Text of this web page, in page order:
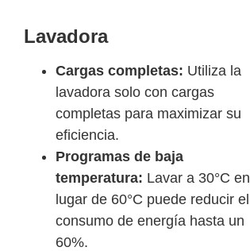
Lavadora
Cargas completas: Utiliza la
lavadora solo con cargas
completas para maximizar su
eficiencia.
Programas de baja
temperatura: Lavar a 30°C en
lugar de 60°C puede reducir el
consumo de energía hasta un
60%.